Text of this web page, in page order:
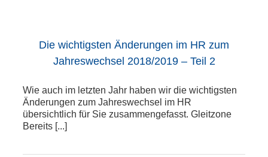
Die wichtigsten Änderungen im HR zum
Jahreswechsel 2018/2019 – Teil 2
Wie auch im letzten Jahr haben wir die wichtigsten
Änderungen zum Jahreswechsel im HR
übersichtlich für Sie zusammengefasst. Gleitzone
Bereits [...]